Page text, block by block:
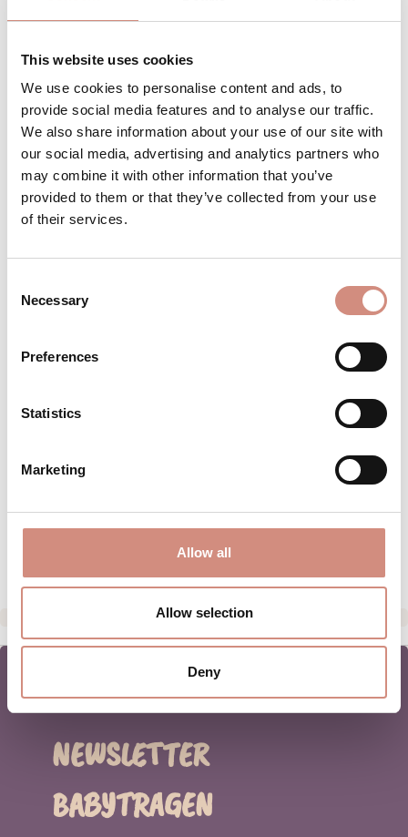
This website uses cookies
We use cookies to personalise content and ads, to
provide social media features and to analyse our traffic.
We also share information about your use of our site with
our social media, advertising and analytics partners who
may combine it with other information that you’ve
provided to them or that they’ve collected from your use
of their services.
Selection
Necessary
Preferences
Statistics
Marketing
Allow all
Allow selection
Deny
dir!
Produkt Anzahl: Gib den
Stk IN DEN WARENKORB
Produktnummer:
Einsatz im Mantel verwendbar Material:
MATERIAL
HERSTELLERANGABEN
NEWSLETTER
BABYTRAGEN